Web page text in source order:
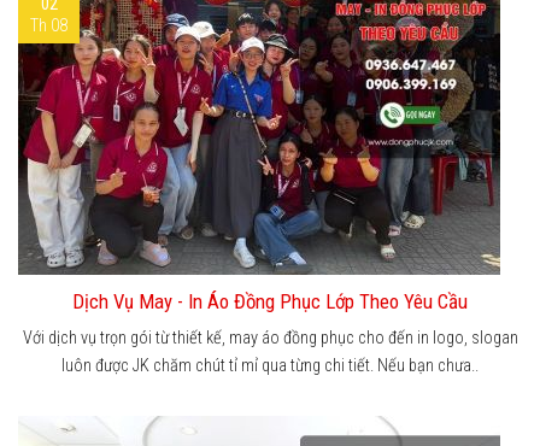
Th 08
Dịch Vụ May - In Áo Đồng Phục Lớp Theo Yêu Cầu
Với dịch vụ trọn gói từ thiết kế, may áo đồng phục cho đến in logo, slogan
luôn được JK chăm chút tỉ mỉ qua từng chi tiết. Nếu bạn chưa..